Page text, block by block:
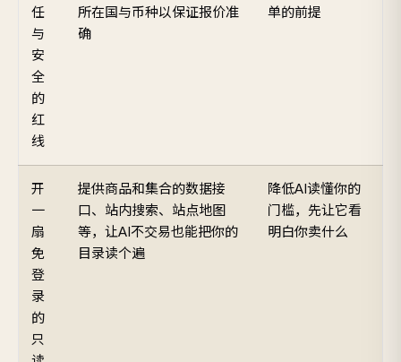
任
与
安
全
的
红
线
所在国与币种以保证报价准
确
单的前提
开
一
扇
免
登
录
的
只
提供商品和集合的数据接
口、站内搜索、站点地图
等，让AI不交易也能把你的
目录读个遍
降低AI读懂你的
门槛，先让它看
明白你卖什么